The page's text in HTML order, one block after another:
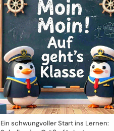
Ein schwungvoller Start ins Lernen: